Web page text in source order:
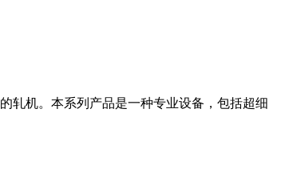
轧机。本系列产品是一种专业设备，包括超细